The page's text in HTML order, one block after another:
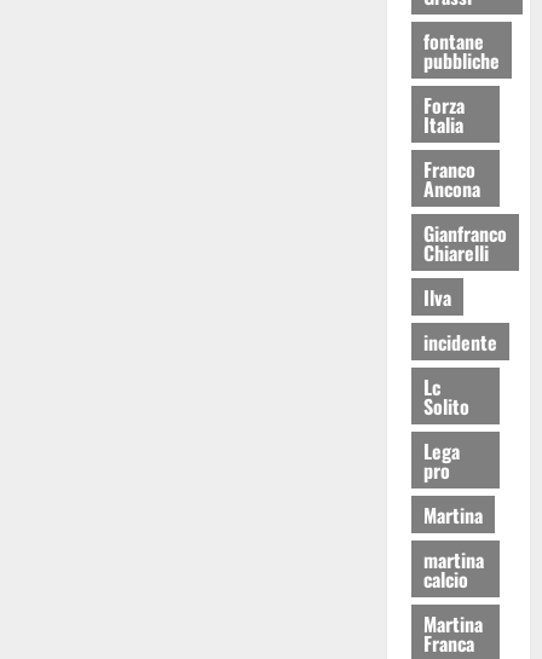
fontane
pubbliche
Forza
Italia
Franco
Ancona
Gianfranco
Chiarelli
Ilva
incidente
Lc
Solito
Lega
pro
Martina
martina
calcio
Martina
Franca